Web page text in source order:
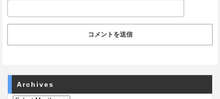
Archives